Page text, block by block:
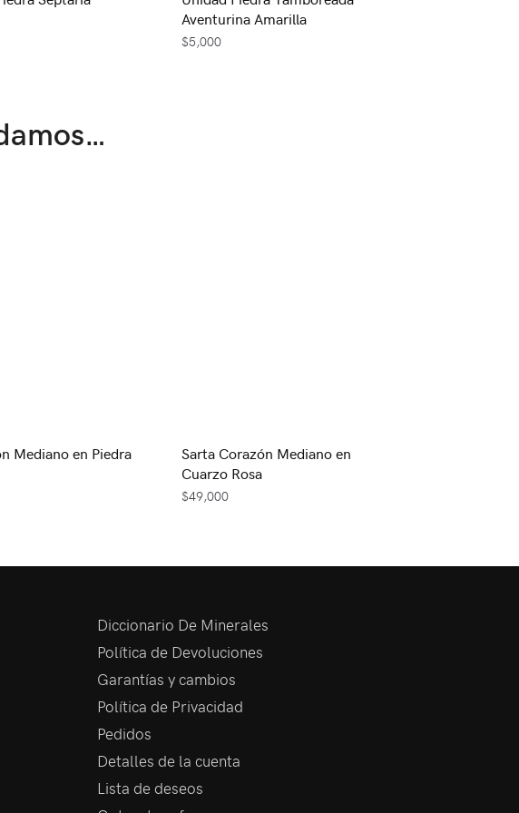
Aventurina Amarilla
$5,000
Mediano en Piedra
Sarta Corazón Mediano en
Cuarzo Rosa
$49,000
Diccionario De Minerales
Política de Devoluciones
Garantías y cambios
Política de Privacidad
Pedidos
Detalles de la cuenta
Lista de deseos